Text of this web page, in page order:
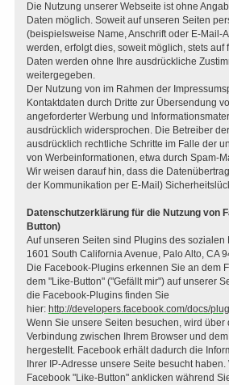
Die Nutzung unserer Webseite ist ohne
Daten möglich. Soweit auf unseren Seiten
(beispielsweise Name, Anschrift oder E-Mail-
werden, erfolgt dies, soweit möglich, stets auf
Daten werden ohne Ihre ausdrückliche
weitergegeben.
Der Nutzung von im Rahmen der
Kontaktdaten durch Dritte zur Übersendung
angeforderter Werbung und
ausdrücklich widersprochen. Die Betreiber
ausdrücklich rechtliche Schritte im Falle der
von Werbeinformationen, etwa durch Spam-
Wir weisen darauf hin, dass die
der Kommunikation per E-Mail)
Datenschutzerklärung für die Nutzung von
Button)
Auf unseren Seiten sind Plugins des sozialen
1601 South California Avenue, Palo Alto, CA
Die Facebook-Plugins erkennen Sie an dem
dem "Like-Button" ("Gefällt mir") auf unserer
die Facebook-Plugins finden Sie
hier: http://developers.facebook.com/docs/
Wenn Sie unsere Seiten besuchen, wird über
Verbindung zwischen Ihrem Browser und
hergestellt. Facebook erhält dadurch die
Ihrer IP-Adresse unsere Seite besucht
Facebook "Like-Button" anklicken während